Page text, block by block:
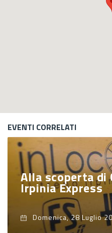
EVENTI CORRELATI
Alla scoperta di
Irpinia Express
Domenica, 28 Luglio